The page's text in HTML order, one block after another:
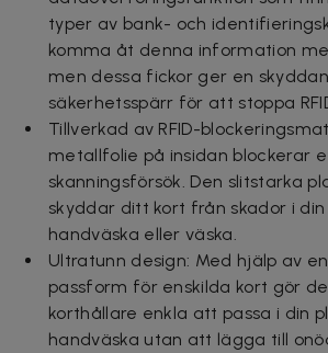
typer av bank- och
komma åt denna information
men dessa fickor ger en
säkerhetsspärr för att stoppa
Tillverkad av RFID-
metallfolie på insidan blockerar
skanningsförsök. Den slitstarka
skyddar ditt kort från skador i din
handväska eller väska.
Ultratunn design: Med hjälp av
passform för enskilda kort gör
korthållare enkla att passa i din
handväska utan att lägga till